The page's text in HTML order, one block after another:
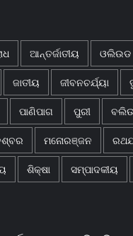
ଆନ୍ତର୍ଜାତୀୟ ଓଲିଉଡ
ଜାତୀୟ ଜୀବନଚର୍ଯ୍ୟା
ପାଣିପାଗ ପୁରୀ
ମନୋରଞ୍ଜନ
ଶିକ୍ଷା ସମ୍ପାଦକୀୟ